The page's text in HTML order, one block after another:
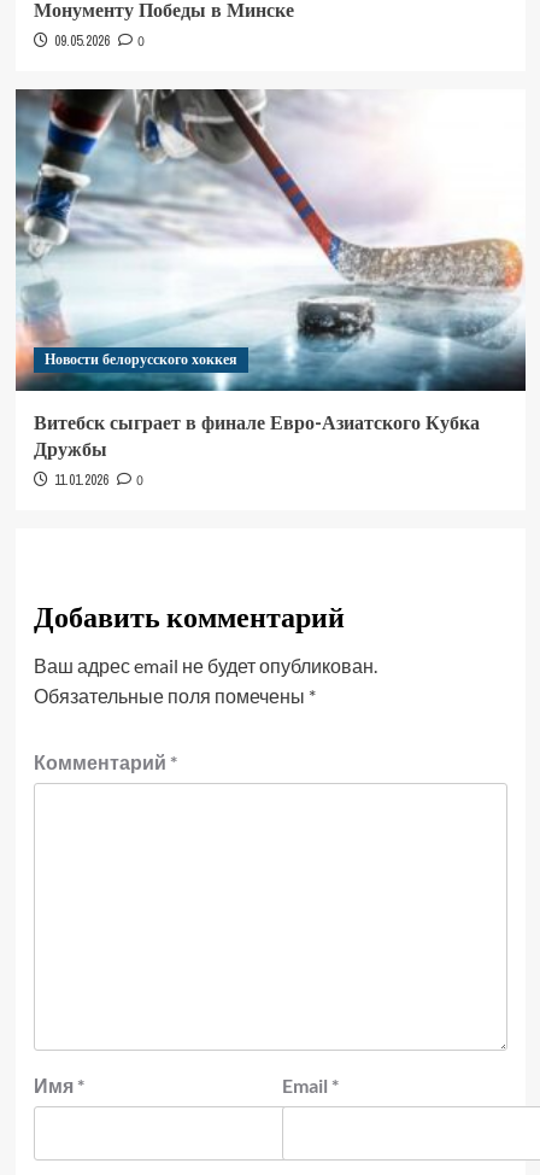
Монументу Победы в Минске
09.05.2026 0
Новости белорусского хоккея
Витебск сыграет в финале Евро-Азиатского Кубка
Дружбы
11.01.2026 0
Добавить комментарий
Ваш адрес email не будет опубликован.
Обязательные поля помечены *
Комментарий *
Имя * Email *